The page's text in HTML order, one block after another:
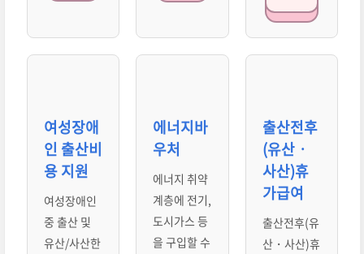
여성장애
인 출산비
용 지원
여성장애인
중 출산 및
유산/사산한
에너지바
우처
에너지 취약
계층에 전기,
도시가스 등
을 구입할 수
출산전후
(유산ㆍ
사산)휴
가급여
출산전후(유
산・사산)휴